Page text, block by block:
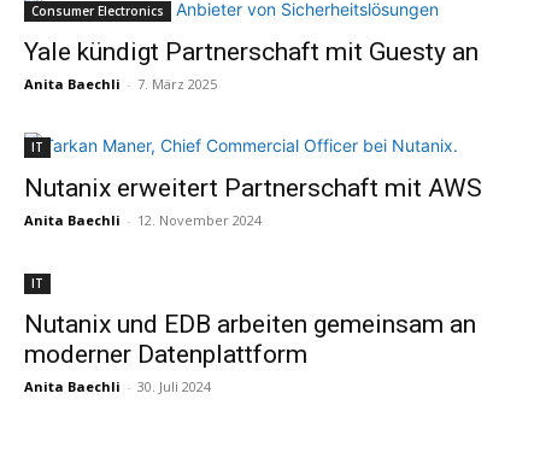
Consumer Electronics
Yale kündigt Partnerschaft mit Guesty an
Anita Baechli - 7. März 2025
IT
Nutanix erweitert Partnerschaft mit AWS
Anita Baechli - 12. November 2024
IT
Nutanix und EDB arbeiten gemeinsam an
moderner Datenplattform
Anita Baechli - 30. Juli 2024